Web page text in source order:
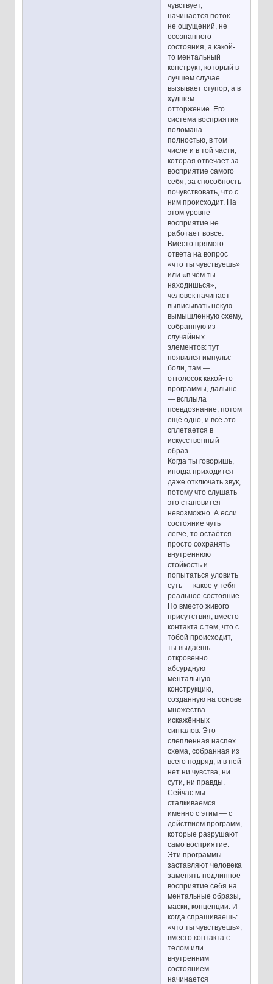
чувствует,
начинается поток —
не ощущений, не
осознанного
состояния, а какой-
то ментальный
конструкт, который в
лучшем случае
вызывает ступор, а в
худшем —
отторжение. Его
система восприятия
поломана
полностью, в том
числе и в той части,
которая отвечает за
восприятие самого
себя, за способность
почувствовать, что с
ним происходит. На
этом уровне
восприятие не
работает вовсе.
Вместо прямого
ответа на вопрос
«что ты чувствуешь»
или «в чём ты
находишься»,
человек начинает
выписывать некую
вымышленную схему,
собранную из
случайных
элементов: тут
появился импульс
боли, там —
отголосок какой-то
программы, дальше
— всплыла
псевдознание, потом
ещё одно, и всё это
сплетается в
искусственный
образ.
Когда ты говоришь,
иногда приходится
даже отключать звук,
потому что слушать
это становится
невозможно. А если
состояние чуть
легче, то остаётся
просто сохранять
внутреннюю
стойкость и
попытаться уловить
суть — какое у тебя
реальное состояние.
Но вместо живого
присутствия, вместо
контакта с тем, что с
тобой происходит,
ты выдаёшь
откровенно
абсурдную
ментальную
конструкцию,
созданную на основе
множества
искажённых
сигналов. Это
слепленная наспех
схема, собранная из
всего подряд, и в ней
нет ни чувства, ни
сути, ни правды.
Сейчас мы
сталкиваемся
именно с этим — с
действием программ,
которые разрушают
само восприятие.
Эти программы
заставляют человека
заменять подлинное
восприятие себя на
ментальные образы,
маски, концепции. И
когда спрашиваешь:
«что ты чувствуешь»,
вместо контакта с
телом или
внутренним
состоянием
начинается